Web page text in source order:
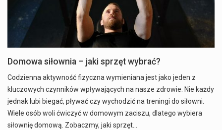
Domowa siłownia – jaki sprzęt wybrać?
Codzienna aktywność fizyczna wymieniana jest jako jeden z
kluczowych czynników wpływających na nasze zdrowie. Nie każdy
jednak lubi biegać, pływać czy wychodzić na treningi do siłowni.
Wiele osób woli ćwiczyć w domowym zaciszu, dlatego wybiera
siłownię domową. Zobaczmy, jaki sprzęt…